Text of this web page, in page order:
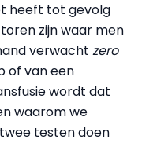
heeft tot gevolg
zijn waar men
verwacht zero
of van een
wordt dat
waarom we
testen doen